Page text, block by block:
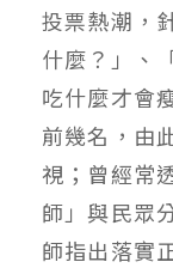
投票熱潮，
什麼？」、
吃什麼才會
前幾名，由
視；曾經常
師」與民眾
師指出落實